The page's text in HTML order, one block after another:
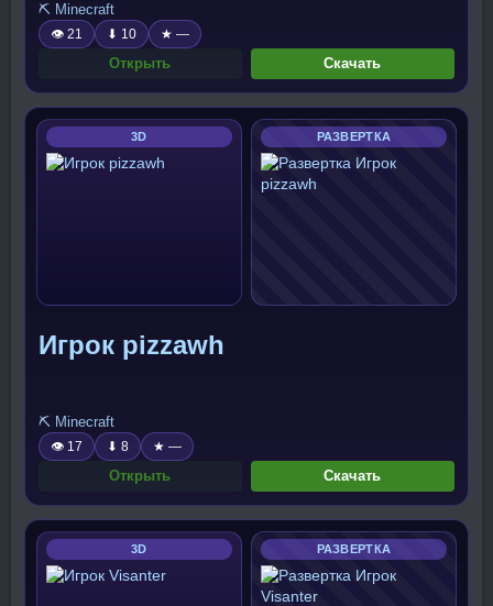
⛏️ Minecraft
👁 21 ⬇ 10 ★ —
Открыть Скачать
3D РАЗВЕРТКА
Игрок pizzawh
⛏️ Minecraft
👁 17 ⬇ 8 ★ —
Открыть Скачать
3D РАЗВЕРТКА